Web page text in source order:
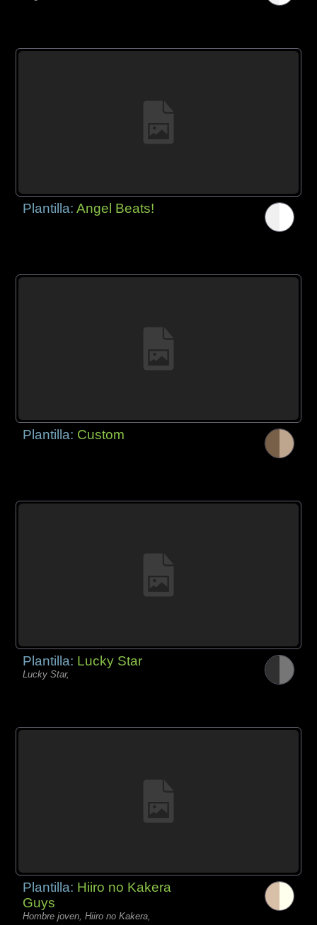
Plantilla:Angel Beats!
Plantilla: Custom
Plantilla: Lucky Star
Lucky Star,
Plantilla: Hiiro no Kakera
Guys
Hombre joven, Hiiro no Kakera,